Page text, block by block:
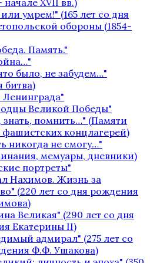
умрем!" (165 лет со дня
обороны (1854-
Память."
было, не забудем…"
битва)
Ленинграда"
Великой Победы"
знать, помнить…" (Памяти
фашистских концлагерей)
никогда не смогу…"
мемуары, дневники)
портреты"
Нахимов. Жизнь за
(220 лет со дня рождения
Великая" (290 лет со дня
Екатерины II)
адмирал" (275 лет со
Ф.Ф. Ушакова)